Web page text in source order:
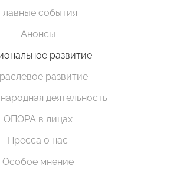
Главные события
Анонсы
развитие
развитие
деятельность
ОПОРА в лицах
Пресса о нас
Особое мнение